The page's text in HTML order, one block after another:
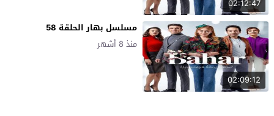
02:12:47
02:09:12
مسلسل بهار الحلقة 58
منذ 8 أشهر